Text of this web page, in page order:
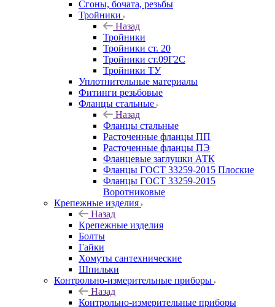
Сгоны, бочата, резьбы
Тройники
Назад
Тройники
Тройники ст. 20
Тройники ст.09Г2С
Тройники ТУ
Уплотнительные материалы
Фитинги резьбовые
Фланцы стальные
Назад
Фланцы стальные
Расточенные фланцы ПП
Расточенные фланцы ПЭ
Фланцевые заглушки АТК
Фланцы ГОСТ 33259-2015 Плоские
Фланцы ГОСТ 33259-2015
Воротниковые
Крепежные изделия
Назад
Крепежные изделия
Болты
Гайки
Хомуты сантехнические
Шпильки
Контрольно-измерительные приборы
Назад
Контрольно-измерительные приборы